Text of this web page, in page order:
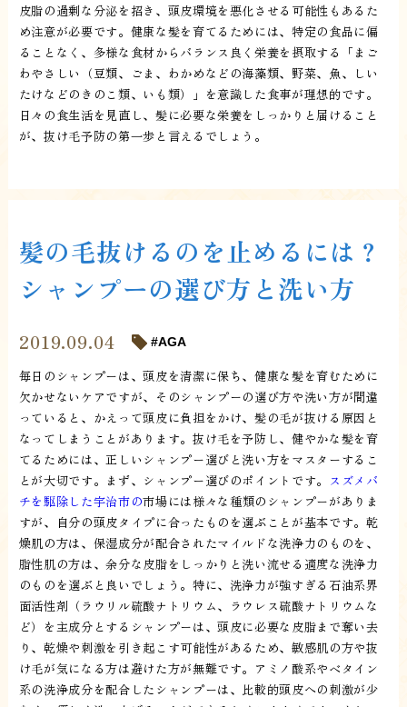
皮脂の過剰な分泌を招き、頭皮環境を悪化させる可能性もあるた
め注意が必要です。健康な髪を育てるためには、特定の食品に偏
ることなく、多様な食材からバランス良く栄養を摂取する「まご
わやさしい（豆類、ごま、わかめなどの海藻類、野菜、魚、しい
たけなどのきのこ類、いも類）」を意識した食事が理想的です。
日々の食生活を見直し、髪に必要な栄養をしっかりと届けること
が、抜け毛予防の第一歩と言えるでしょう。
髪の毛抜けるのを止めるには？
シャンプーの選び方と洗い方
2019.09.04 AGA
毎日のシャンプーは、頭皮を清潔に保ち、健康な髪を育むために
欠かせないケアですが、そのシャンプーの選び方や洗い方が間違
っていると、かえって頭皮に負担をかけ、髪の毛が抜ける原因と
なってしまうことがあります。抜け毛を予防し、健やかな髪を育
てるためには、正しいシャンプー選びと洗い方をマスターするこ
とが大切です。まず、シャンプー選びのポイントです。 スズメバ
チを駆除した宇治市の市場には様々な種類のシャンプーがありま
すが、自分の頭皮タイプに合ったものを選ぶことが基本です。乾
燥肌の方は、保湿成分が配合されたマイルドな洗浄力のものを、
脂性肌の方は、余分な皮脂をしっかりと洗い流せる適度な洗浄力
のものを選ぶと良いでしょう。特に、洗浄力が強すぎる石油系界
面活性剤（ラウリル硫酸ナトリウム、ラウレス硫酸ナトリウムな
ど）を主成分とするシャンプーは、頭皮に必要な皮脂まで奪い去
り、乾燥や刺激を引き起こす可能性があるため、敏感肌の方や抜
け毛が気になる方は避けた方が無難です。アミノ酸系やベタイン
系の洗浄成分を配合したシャンプーは、比較的頭皮への刺激が少